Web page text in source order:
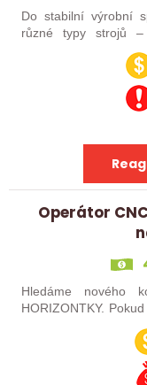
Do stabilní výrobní
různé typy strojů –
Uplatnění u nás
technických oborů,
Operátor
Hledáme nového
HORIZONTKY.
něco nového, pak